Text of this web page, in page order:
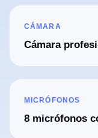
CÁMARA
Cámara
MICRÓFONOS
8 micrófonos